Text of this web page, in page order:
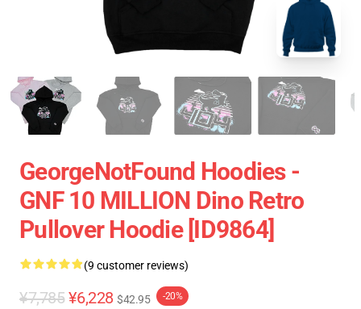
GeorgeNotFound Hoodies -
GNF 10 MILLION Dino Retro
Pullover Hoodie [ID9864]
(9 customer reviews)
¥7,785 ¥6,228 $42.95 -20%